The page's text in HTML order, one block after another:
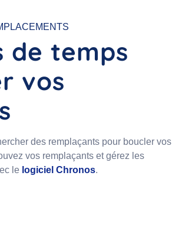
de temps
vos
des remplaçants pour boucler vos
vos remplaçants et gérez les
le logiciel Chronos.